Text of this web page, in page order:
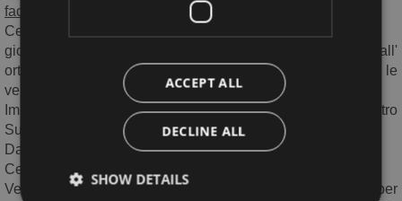
facciamo/alleanza-slow-food-dei-cuochi/
Cena conviviale al Tavolo degli Amici
giovedì: prima colazione cui seguira' la passeggiata fino all'
orto biodinamico della Chef per conoscere e raccogliere le
verdure da utilizzare per la preparazione della cena.
Impareremo anche a produrre in maniera tradizionale il nostro
SuperFood tradizionale: i crauti.
Dalle 16 in poi, learn by doing insieme alla Chef.
Cena al tavolo della Cucina.
Venerdì: prima colazione cui seguira' la passeggiata per
ACCEPT ALL
DECLINE ALL
SHOW DETAILS